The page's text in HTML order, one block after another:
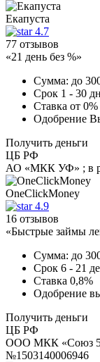
Екапуста
4.7
77 отзывов
«21 день без %»
Сумма: до
Срок 1 - 30
Ставка от 0%
Одобрение
Получить деньги
ЦБ РФ
АО «МКК УФ» ; в
OneClickMoney
4.9
16 отзывов
«Быстрые займы
Сумма: до
Срок 6 - 21
Ставка 0,8%
Одобрение
Получить деньги
ЦБ РФ
ООО МКК «Союз
№1503140006946